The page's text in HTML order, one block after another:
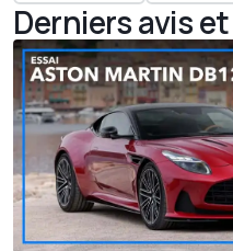
Derniers avis